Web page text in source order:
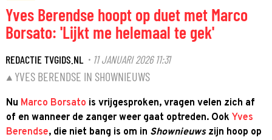
Yves Berendse hoopt op duet met Marco
Borsato: 'Lijkt me helemaal te gek'
REDACTIE TVGIDS.NL· 11 JANUARI 2026 11:31
YVES BERENDSE IN SHOWNIEUWS
Nu Marco Borsato is vrijgesproken, vragen velen zich af
of en wanneer de zanger weer gaat optreden. Ook Yves
Berendse, die niet bang is om in Shownieuwszijn hoop op